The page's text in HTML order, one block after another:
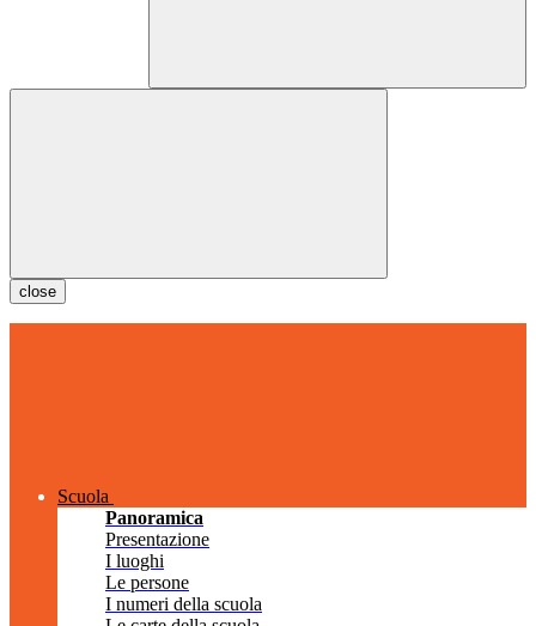
close
Scuola
Panoramica
Presentazione
I luoghi
Le persone
I numeri della scuola